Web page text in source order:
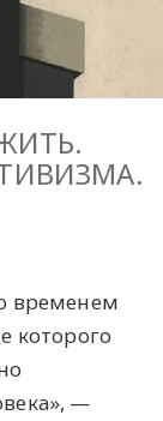
временем
которого
—